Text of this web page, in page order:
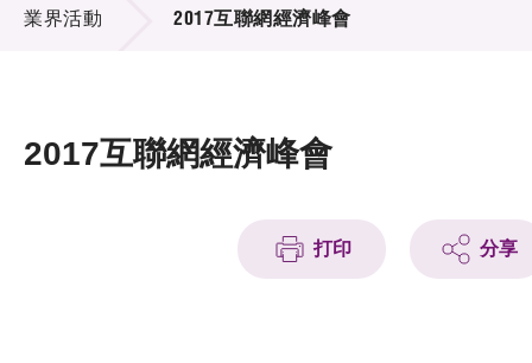
活動及消息
業界活動 2017互聯網經濟峰會
2017互聯網經濟峰會
打印 分享